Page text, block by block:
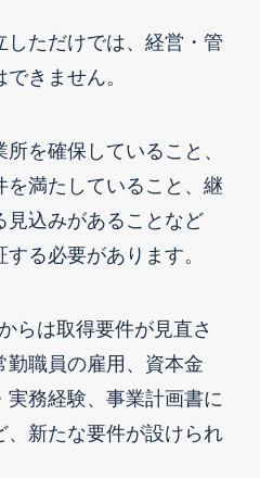
ただけでは、経営・管
きません。
を確保していること、
満たしていること、継
見込みがあることなど
る必要があります。
らは取得要件が見直さ
勤職員の雇用、資本金
務経験、事業計画書に
、新たな要件が設けられ